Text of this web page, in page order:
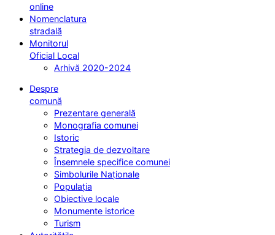
online
Nomenclatura
stradală
Monitorul
Oficial Local
Arhivă 2020-2024
Despre
comună
Prezentare generală
Monografia comunei
Istoric
Strategia de dezvoltare
Însemnele specifice comunei
Simbolurile Naționale
Populația
Obiective locale
Monumente istorice
Turism